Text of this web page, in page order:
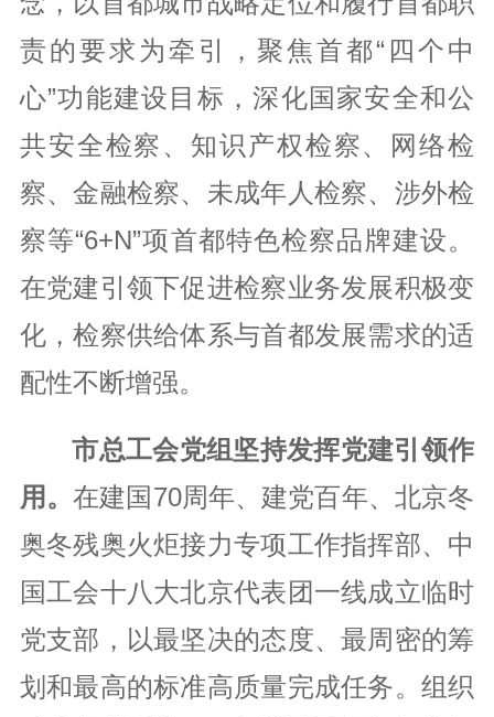
责的要求为牵引，聚焦首都“四个中
心”功能建设目标，深化国家安全和公
共安全检察、知识产权检察、网络检
察、金融检察、未成年人检察、涉外检
察等“6+N”项首都特色检察品牌建设。
在党建引领下促进检察业务发展积极变
化，检察供给体系与首都发展需求的适
配性不断增强。
市总工会党组坚持发挥党建引领作
用。在建国70周年、建党百年、北京冬
奥冬残奥火炬接力专项工作指挥部、中
国工会十八大北京代表团一线成立临时
党支部，以最坚决的态度、最周密的筹
划和最高的标准高质量完成任务。组织